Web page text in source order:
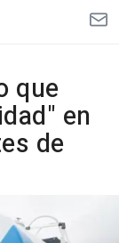
que
en
de